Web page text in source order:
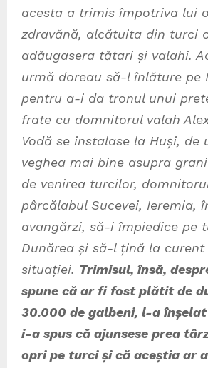
acesta a trimis împotriva lui
zdravănă, alcătuita din turci
adăugasera tătari și valahi.
urmă doreau să-l înlăture pe
pentru a-i da tronul unui
frate cu domnitorul valah
Vodă se instalase la Huși, de
veghea mai bine asupra
de venirea turcilor,
pârcălabul Sucevei, Ieremia,
avangărzi, să-i împiedice pe
Dunărea și să-l țină la
situației. Trimisul, însă,
spune că ar fi fost plătit de
30.000 de galbeni, l-a
i-a spus că ajunsese prea
opri pe turci și că aceștia ar